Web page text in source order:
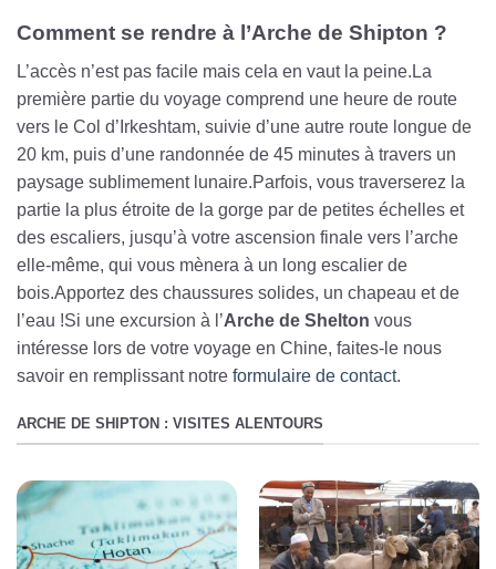
Comment se rendre à l’Arche de Shipton ?
L’accès n’est pas facile mais cela en vaut la peine.La
première partie du voyage comprend une heure de route
vers le Col d’Irkeshtam, suivie d’une autre route longue de
20 km, puis d’une randonnée de 45 minutes à travers un
paysage sublimement lunaire.Parfois, vous traverserez la
partie la plus étroite de la gorge par de petites échelles et
des escaliers, jusqu’à votre ascension finale vers l’arche
elle-même, qui vous mènera à un long escalier de
bois.Apportez des chaussures solides, un chapeau et de
l’eau !Si une excursion à l’Arche de Shelton vous
intéresse lors de votre voyage en Chine, faites-le nous
savoir en remplissant notre formulaire de contact.
ARCHE DE SHIPTON : VISITES ALENTOURS